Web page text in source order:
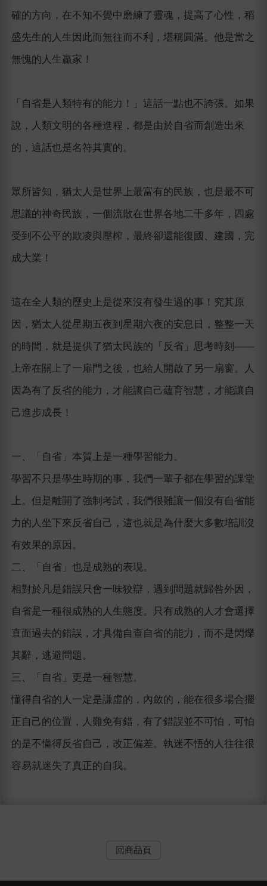
確的方向，在不知不覺中磨練了靈魂，提高了心性，稻
盛先生的人生因此而無往而不利，堪稱圓滿。他是當之
無愧的人生贏家！
「自省是人類特有的能力！」這話一點也不誇張。如果
說，人類文明的各種進程，都是由於自省而創造出來
的，這話也是名符其實的。
眾所皆知，猶太人是世界上最富有的民族，也是最不可
思議的神奇民族，一個流散在世界各地二千多年，四處
受到不公平的欺凌與壓榨，最終卻還能復國、建國，完
成大業！
這在全人類的歷史上是從來沒有發生過的事！究其原
因，猶太人從星期五夜到星期六夜的安息日，整整一天
的時間，就是提供了猶太民族的「反省」思考時刻——
上帝在關上了一扉門之後，也給人開啟了另一扇窗。人
因為有了反省的能力，才能讓自己蘊育智慧，才能讓自
己進步成長！
一、「自省」本質上是一種學習能力。
學習不只是學生時期的事，我們一輩子都在學習的課堂
上。但是離開了強制考試，我們很難讓一個沒有自省能
力的人坐下來反省自己，這也就是為什麼大多數培訓沒
有效果的原因。
二、「自省」也是成熟的表現。
相對於凡是錯誤只會一味狡辯，遇到問題就歸咎外因，
自省是一種很成熟的人生態度。只有成熟的人才會選擇
直面過去的錯誤，才具備自查自省的能力，而不是閃爍
其辭，逃避問題。
三、「自省」更是一種智慧。
懂得自省的人一定是謙虛的，內斂的，能在很多場合擺
正自己的位置，人難免有錯，有了錯誤並不可怕，可怕
的是不懂得反省自己，改正偏差。執迷不悟的人往往很
容易就迷失了真正的自我。
回商品頁